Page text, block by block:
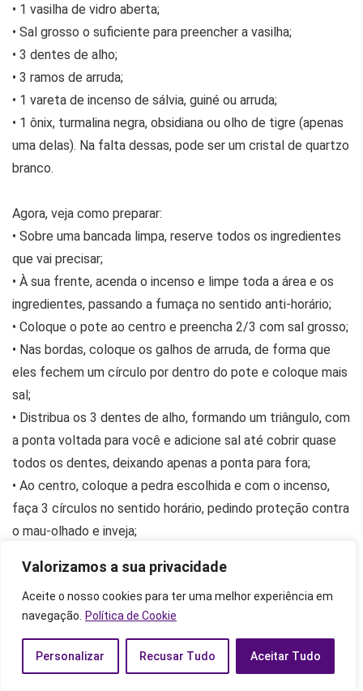
Valorizamos a sua privacidade
Aceite o nosso cookies para ter uma melhor experiência em
navegação.
Política de Cookie
Personalizar Recusar Tudo Aceitar Tudo
• 1 vasilha de vidro aberta;
• Sal grosso o suficiente para preencher a vasilha;
• 3 dentes de alho;
• 3 ramos de arruda;
• 1 vareta de incenso de sálvia, guiné ou arruda;
• 1 ônix, turmalina negra, obsidiana ou olho de tigre (apenas
uma delas). Na falta dessas, pode ser um cristal de quartzo
branco.
Agora, veja como preparar:
• Sobre uma bancada limpa, reserve todos os ingredientes
que vai precisar;
• À sua frente, acenda o incenso e limpe toda a área e os
ingredientes, passando a fumaça no sentido anti-horário;
• Coloque o pote ao centro e preencha 2/3 com sal grosso;
• Nas bordas, coloque os galhos de arruda, de forma que
eles fechem um círculo por dentro do pote e coloque mais
sal;
• Distribua os 3 dentes de alho, formando um triângulo, com
a ponta voltada para você e adicione sal até cobrir quase
todos os dentes, deixando apenas a ponta para fora;
• Ao centro, coloque a pedra escolhida e com o incenso,
faça 3 círculos no sentido horário, pedindo proteção contra
o mau-olhado e inveja;
quantidades e escolha as quinas da casa para colocar.
Troque semanalmente e refaça sempre na lua nova.
Simpatia do alho para atrair trabalho
e emprego